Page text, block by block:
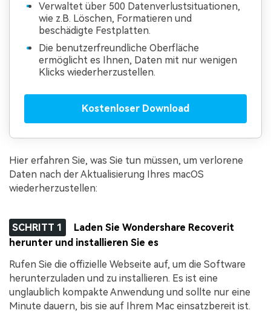
Verwaltet über 500 Datenverlustsituationen,
wie z.B. Löschen, Formatieren und
beschädigte Festplatten.
Die benutzerfreundliche Oberfläche
ermöglicht es Ihnen, Daten mit nur wenigen
Klicks wiederherzustellen.
Kostenloser Download
Hier erfahren Sie, was Sie tun müssen, um verlorene
Daten nach der Aktualisierung Ihres macOS
wiederherzustellen:
SCHRITT 1
Laden Sie Wondershare Recoverit
herunter und installieren Sie es
Rufen Sie die offizielle Webseite auf, um die Software
herunterzuladen und zu installieren. Es ist eine
unglaublich kompakte Anwendung und sollte nur eine
Minute dauern, bis sie auf Ihrem Mac einsatzbereit ist.